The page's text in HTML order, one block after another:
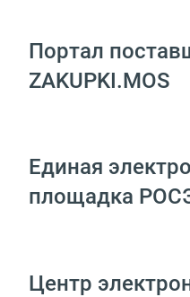
Портал
ZAKUPKI.MOS
Единая
площадка
Центр